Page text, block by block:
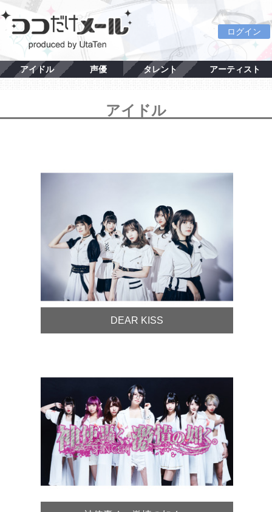
ログイン
アイドル 声優 タレント アーティスト
アイドル
DEAR KISS